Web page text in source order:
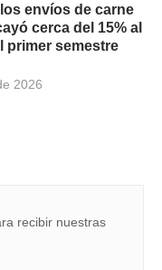
envíos de carne
cerca del 15% al
primer semestre
2026
recibir nuestras